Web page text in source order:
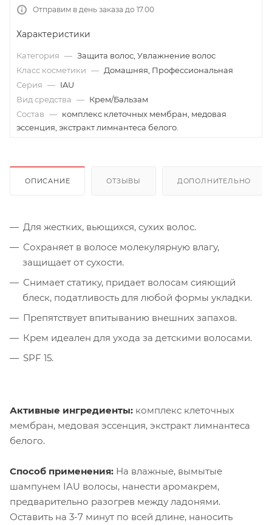
Отправим в день заказа до 17.00
Характеристики
Категория — Защита волос, Увлажнение волос
Класс косметики — Домашняя, Профессиональная
Серия — IAU
Вид средства — Крем/Бальзам
Состав — комплекс клеточных мембран, медовая
эссенция, экстракт лимнантеса белого.
ОПИСАНИЕ ОТЗЫВЫ ДОПОЛНИТЕЛЬНО
Для жестких, вьющихся, сухих волос.
Сохраняет в волосе молекулярную влагу,
защищает от сухости.
Снимает статику, придает волосам сияющий
блеск, податливость для любой формы укладки.
Препятствует впитыванию внешних запахов.
Крем идеален для ухода за детскими волосами.
SPF 15.
Активные ингредиенты: комплекс клеточных
мембран, медовая эссенция, экстракт лимнантеса
белого.
Способ применения: На влажные, вымытые
шампунем IAU волосы, нанести аромакрем,
предварительно разогрев между ладонями.
Оставить на 3-7 минут по всей длине, наносить